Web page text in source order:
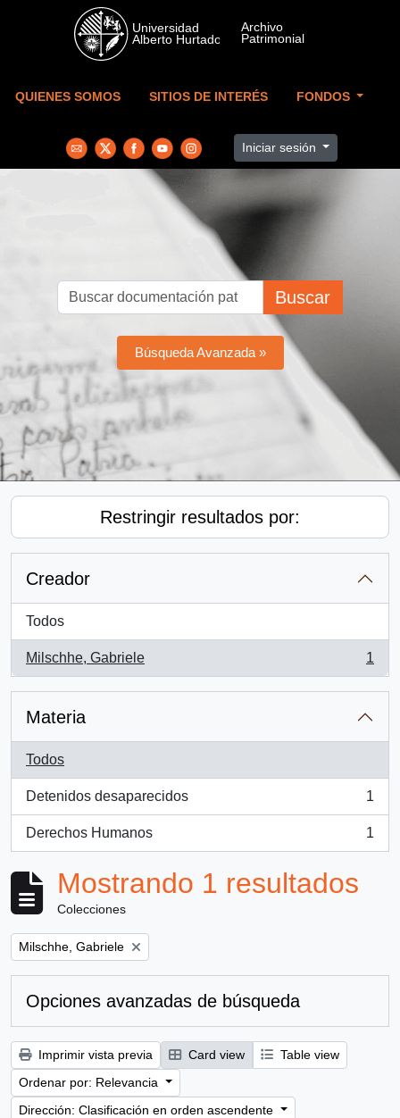
Skip to main content
QUIENES SOMOS SITIOS DE INTERÉS FONDOS
Iniciar sesión
Buscar
Búsqueda Avanzada »
Restringir resultados por:
Creador
Todos
Milschhe, Gabriele
, 1 resultados
1
Materia
Todos
Detenidos desaparecidos
, 1 resultados
1
Derechos Humanos
, 1 resultados
1
Mostrando 1 resultados
Colecciones
Remove filter:
Milschhe, Gabriele
Opciones avanzadas de búsqueda
Imprimir vista previa Card view
Table view
Ordenar por: Relevancia
Dirección: Clasificación en orden ascendente